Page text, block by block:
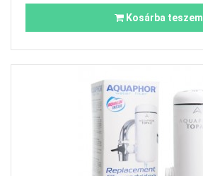
Kosárba teszem